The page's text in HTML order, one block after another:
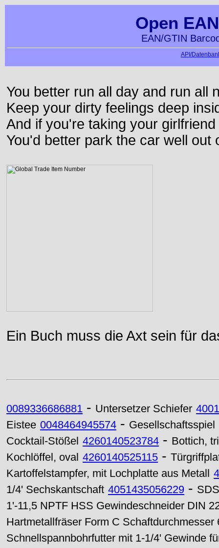
Open
EAN/GTIN
API/
You better run all day and run all
Keep your dirty feelings deep
And if you're taking your
You'd better park the car well out
Ein Buch muss die Axt sein für
0089336686881 - Untersetzer Schiefer
Eistee 0048464945574 - Gesellschaftsspiel
Cocktail-Stößel 4260140523784 - Bottich,
Kochlöffel, oval 4260140525115 -
Kartoffelstampfer, mit Lochplatte aus Metall
1/4' Sechskantschaft 4051435056229 -
1'-11,5 NPTF HSS Gewindeschneider DIN
Hartmetallfräser Form C Schaftdurchmesser
Schnellspannbohrfutter mit 1-1/4' Gewinde